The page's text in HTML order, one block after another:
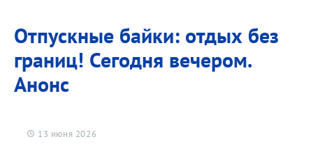
Отпускные байки: отдых без
границ! Сегодня вечером.
Анонс
13 июня 2026